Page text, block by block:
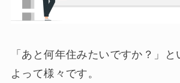
「あと何年住みたいですか？」
よって様々です。